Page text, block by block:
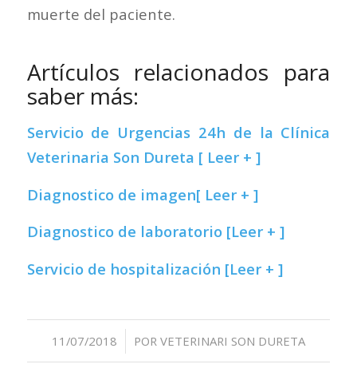
muerte del paciente.
Artículos relacionados para
saber más:
Servicio de Urgencias 24h de la Clínica
Veterinaria Son Dureta [ Leer + ]
Diagnostico de imagen[ Leer + ]
Diagnostico de laboratorio [Leer + ]
Servicio de hospitalización [Leer + ]
11/07/2018
/ POR VETERINARI SON DURETA